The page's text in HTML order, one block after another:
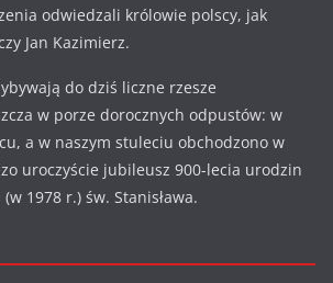
odwiedzali królowie polscy, jak
Jan Kazimierz.
do dziś liczne rzesze
w porze dorocznych odpustów: w
a w naszym stuleciu obchodzono w
uroczyście jubileusz 900-lecia urodzin
1978 r.) św. Stanisława.